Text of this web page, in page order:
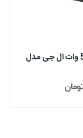
ساندبار 520 وات ال جی مدل